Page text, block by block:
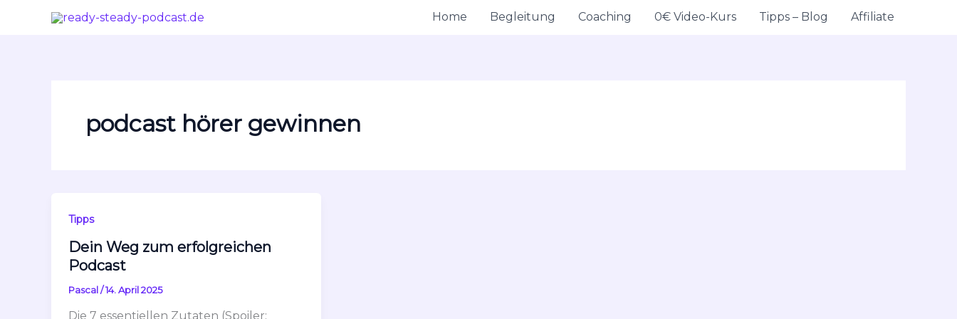
Home Begleitung Coaching 0€ Video-Kurs Tipps – Blog Affiliate
podcast hörer gewinnen
Tipps
Dein Weg zum erfolgreichen
Podcast
Pascal/14. April 2025
Die 7 essentiellen Zutaten (Spoiler: